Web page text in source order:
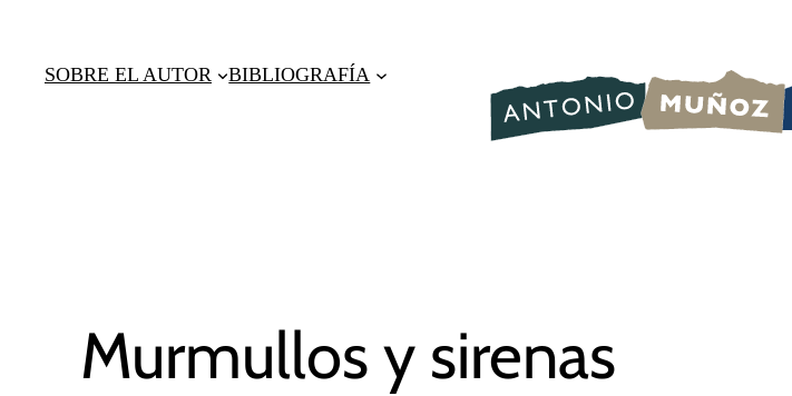
contenido
SOBRE EL AUTOR BIBLIOGRAFÍA
Murmullos y sirenas